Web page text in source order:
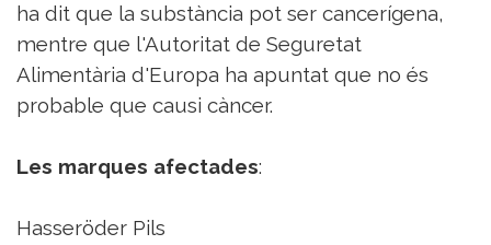
ha dit que la substància pot ser cancerígena,
mentre que l'Autoritat de Seguretat
Alimentària d'Europa ha apuntat que no és
probable que causi càncer.
Les marques afectades:
Hasseröder Pils